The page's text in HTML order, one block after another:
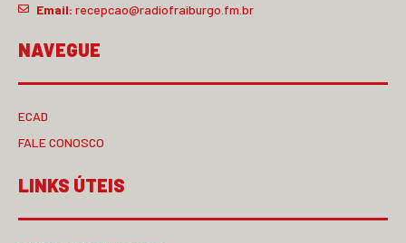
Email: recepcao@radiofraiburgo.fm.br
NAVEGUE
ECAD
FALE CONOSCO
LINKS ÚTEIS